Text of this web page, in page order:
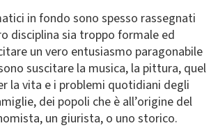
in fondo sono spesso rassegnati
disciplina sia troppo formale ed
un vero entusiasmo paragonabile
suscitare la musica, la pittura, quel
la vita e i problemi quotidiani degli
dei popoli che è all’origine del
un giurista, o uno storico.